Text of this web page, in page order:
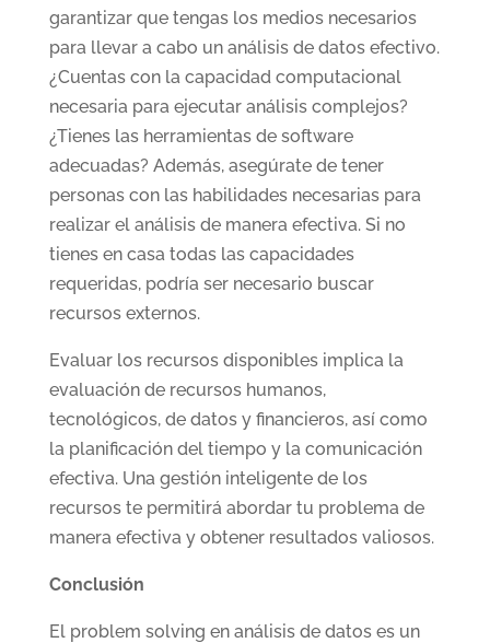
garantizar que tengas los medios necesarios
para llevar a cabo un análisis de datos efectivo.
¿Cuentas con la capacidad computacional
necesaria para ejecutar análisis complejos?
¿Tienes las herramientas de software
adecuadas? Además, asegúrate de tener
personas con las habilidades necesarias para
realizar el análisis de manera efectiva. Si no
tienes en casa todas las capacidades
requeridas, podría ser necesario buscar
recursos externos.
Evaluar los recursos disponibles implica la
evaluación de recursos humanos,
tecnológicos, de datos y financieros, así como
la planificación del tiempo y la comunicación
efectiva. Una gestión inteligente de los
recursos te permitirá abordar tu problema de
manera efectiva y obtener resultados valiosos.
Conclusión
El problem solving en análisis de datos es un